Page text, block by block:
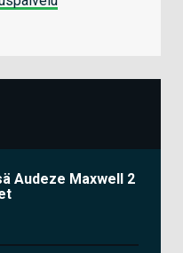
Audeze Maxwell 2